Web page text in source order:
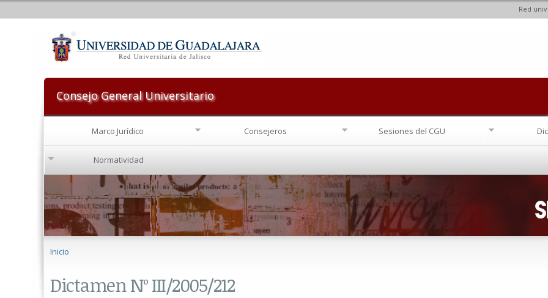
Red
Consejo General Universitario
Marco Jurídico Consejeros Sesiones del CGU
Normatividad
Inicio
Dictamen Nº III/2005/212